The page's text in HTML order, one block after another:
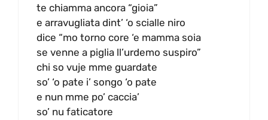
te chiamma ancora “gioia”
e arravugliata dint’ ‘o scialle niro
dice “mo torno core ‘e mamma soia
se venne a piglia ll’urdemo suspiro”
chi so vuje mme guardate
so’ ‘o pate i’ songo ‘o pate
e nun mme po’ caccia’
so’ nu faticatore